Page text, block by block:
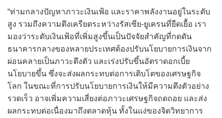
“ท่ามกลางปัญหาภาวะเงินเฟ้อ และราคาพลังงานอยู่ในระดับ
สูง รวมถึงความตึงเครียดระหว่างรัสเซีย-ยูเครนที่ยืดเยื้อ เรา
มองว่าระดับเงินเฟ้อที่เพิ่มสูงขึ้นเป็นปัจจัยสำคัญที่กดดัน
ธนาคารกลางของหลายประเทศต้องปรับนโยบายการเงินจาก
ผ่อนคลายเป็นภาวะตึงตัว และเร่งปรับขึ้นอัตราดอกเบี้ย
นโยบายขึ้น ซึ่งจะส่งผลกระทบต่อการเติบโตของเศรษฐกิจ
โลก ในขณะที่การปรับนโยบายการเงินให้มีความตึงตัวอย่าง
รวดเร็ว อาจเพิ่มความเสี่ยงต่อภาวะเศรษฐกิจถดถอย และส่ง
ผลกระทบต่อเนื่องมาถึงตลาดหุ้น ทั้งในแง่ของจิตวิทยาการ